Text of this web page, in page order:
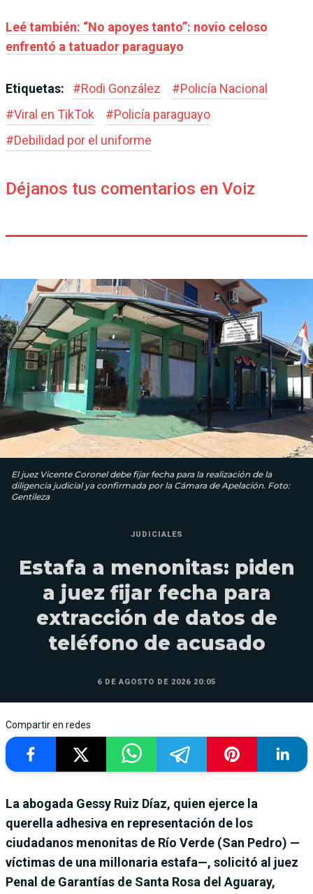
Leé también: “No apoyes tanto”: novio celoso
enfrentó a tatuador paraguayo
Etiquetas: #Rodi González #Policía Nacional
#Viral en TikTok #Policía paraguayo
#Debilidad por el uniforme
Déjanos tus comentarios en Voiz
El juez Vicente Coronel debe fijar fecha para la realización de la
diligencia judicial ya confirmada por la Cámara de Apelación. Foto:
Gentileza
JUDICIALES
Estafa a menonitas: piden
a juez fijar fecha para
extracción de datos de
teléfono de acusado
6 DE AGOSTO DE 2026 20:05
Compartir en redes
La abogada Gessy Ruiz Díaz, quien ejerce la
querella adhesiva en representación de los
ciudadanos menonitas de Río Verde (San Pedro) —
víctimas de una millonaria estafa—, solicitó al juez
Penal de Garantías de Santa Rosa del Aguaray,